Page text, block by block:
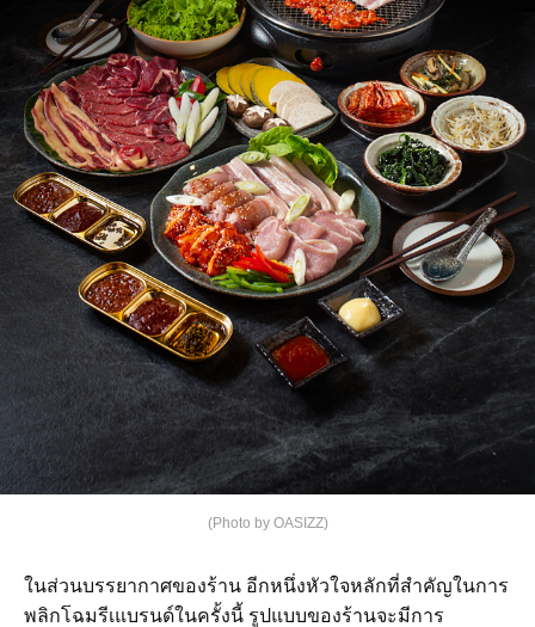
(Photo by OASIZZ)
ในส่วนบรรยากาศของร้าน อีกหนึ่งหัวใจหลักที่สำคัญในการ
พลิกโฉมรีเแบรนด์ในครั้งนี้ รูปแบบของร้านจะมีการ